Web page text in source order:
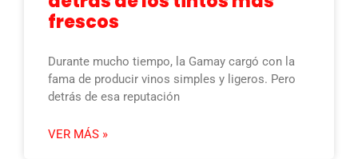
frescos
Durante mucho tiempo, la Gamay cargó con la
fama de producir vinos simples y ligeros. Pero
detrás de esa reputación
VER MÁS »